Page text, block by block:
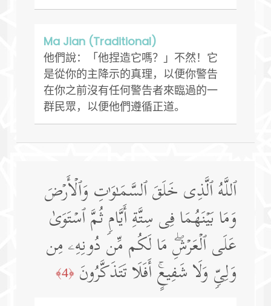
Ma Jian (Traditional)
他們說：「他捏造它嗎？」不然！它
是從你的主降示的真理，以便你警告
在你之前沒有任何警告者來臨過的一
群民眾，以便他們遵循正道。
ٱللَّهُ ٱلَّذِی خَلَقَ ٱلسَّمَـٰوَ ٰ⁠تِ وَٱلۡأَرۡضَ
وَمَا بَیۡنَهُمَا فِی سِتَّةِ أَیَّامࣲ ثُمَّ ٱسۡتَوَىٰ
عَلَى ٱلۡعَرۡشِۖ مَا لَكُم مِّن دُونِهِۦ مِن
وَلِیࣲّ وَلَا شَفِیعٍۚ أَفَلَا تَتَذَكَّرُونَ ﴿4﴾